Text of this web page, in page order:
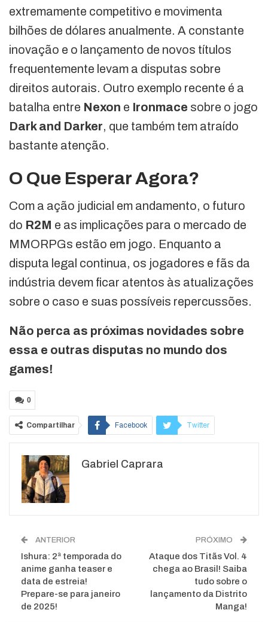
extremamente competitivo e movimenta
bilhões de dólares anualmente. A constante
inovação e o lançamento de novos títulos
frequentemente levam a disputas sobre
direitos autorais. Outro exemplo recente é a
batalha entre Nexon e Ironmace sobre o jogo
Dark and Darker, que também tem atraído
bastante atenção.
O Que Esperar Agora?
Com a ação judicial em andamento, o futuro
do R2M e as implicações para o mercado de
MMORPGs estão em jogo. Enquanto a
disputa legal continua, os jogadores e fãs da
indústria devem ficar atentos às atualizações
sobre o caso e suas possíveis repercussões.
Não perca as próximas novidades sobre
essa e outras disputas no mundo dos
games!
0
Compartilhar Facebook Twitter
WhatsApp
Gabriel Caprara
ANTERIOR
Ishura: 2ª temporada do
anime ganha teaser e
data de estreia!
Prepare-se para janeiro
de 2025!
PRÓXIMO
Ataque dos Titãs Vol. 4
chega ao Brasil! Saiba
tudo sobre o
lançamento da Distrito
Manga!